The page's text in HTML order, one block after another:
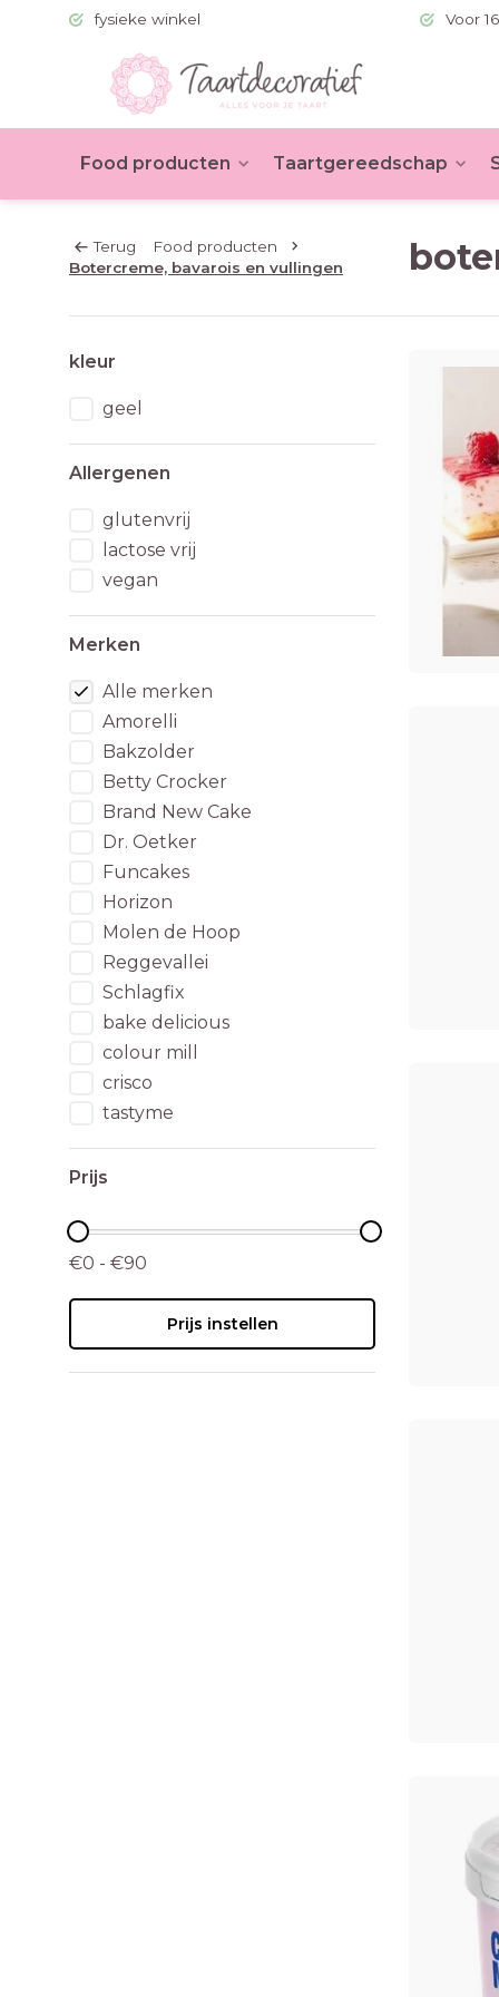
fysieke winkel Voor
Food producten Taartgereedschap
Terug
Food producten
Botercreme, bavarois en vullingen
kleur
geel
Allergenen
glutenvrij
lactose vrij
vegan
Merken
Alle merken
Amorelli
Bakzolder
Betty Crocker
Brand New Cake
Dr. Oetker
Funcakes
Horizon
Molen de Hoop
Reggevallei
Schlagfix
bake delicious
colour mill
crisco
tastyme
Prijs
€0 - €90
Prijs instellen